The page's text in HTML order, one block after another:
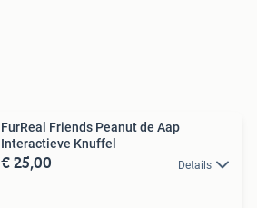
FurReal Friends Peanut de Aap
Interactieve Knuffel
€ 25,00 Details